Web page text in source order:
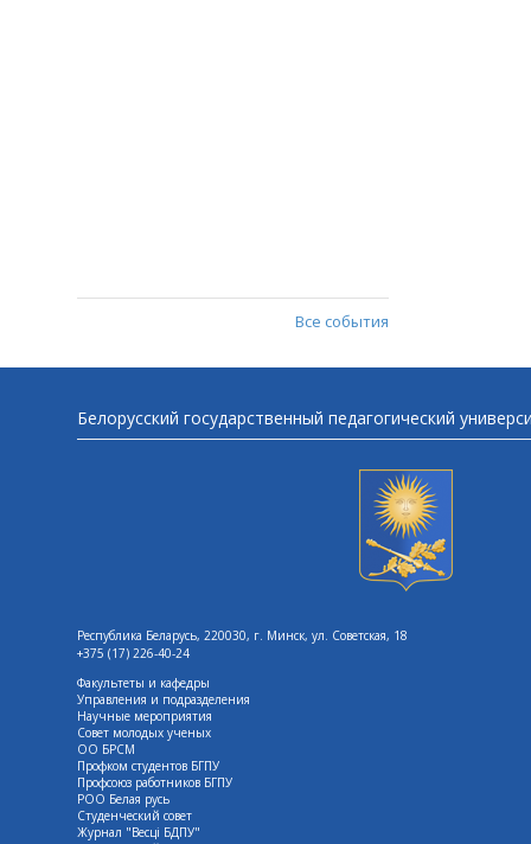
Все события
Белорусский государственный педагогический
Республика Беларусь, 220030, г. Минск, ул. Советская, 18
+375 (17) 226-40-24
Факультеты и кафедры
Управления и подразделения
Научные мероприятия
Совет молодых ученых
ОО БРСМ
Профком студентов БГПУ
Профсоюз работников БГПУ
РОО Белая русь
Студенческий совет
Журнал "Весцi БДПУ"